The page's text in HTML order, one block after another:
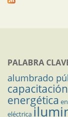
PALABRA
alumbrado
capacitación
energética
eléctrica